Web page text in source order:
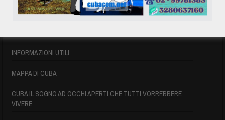
AFFITTO CASE A PLAYA DEL ESTE
INFORMAZIONI UTILI
MAPPA DI CUBA
CUBA IL SOGNO AD OCCHI APERTI CHE TUTTI VORREBBERE
VIVERE